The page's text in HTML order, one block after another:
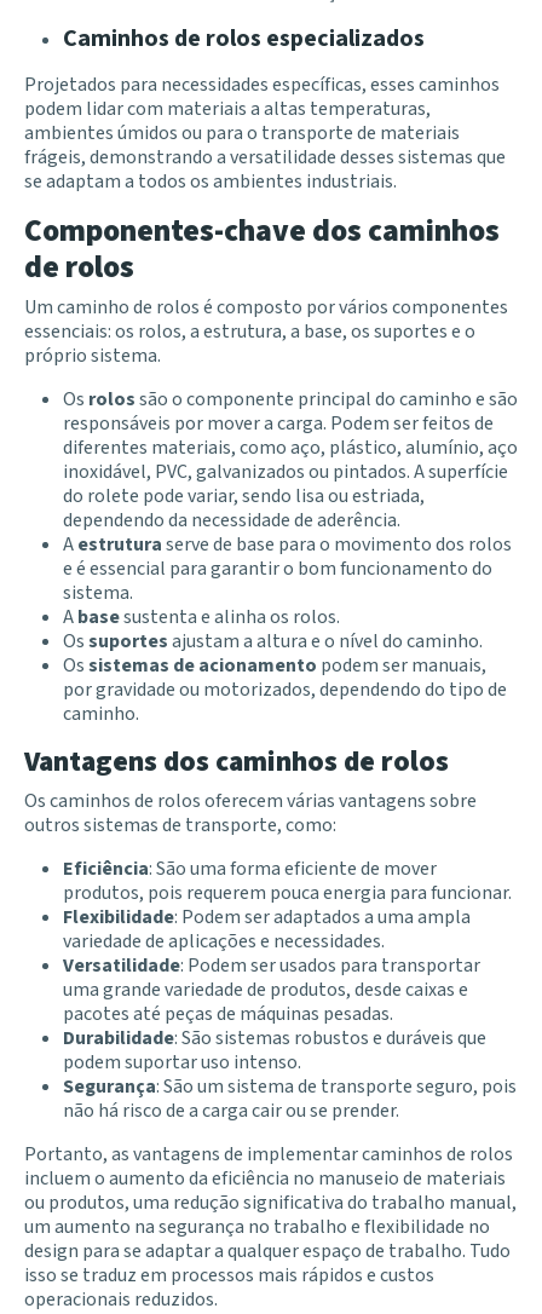
Caminhos de rolos especializados
Projetados para necessidades específicas, esses caminhos
podem lidar com materiais a altas temperaturas,
ambientes úmidos ou para o transporte de materiais
frágeis, demonstrando a versatilidade desses sistemas que
se adaptam a todos os ambientes industriais.
Componentes-chave dos caminhos
de rolos
Um caminho de rolos é composto por vários componentes
essenciais: os rolos,a estrutura, a base, os suportes e o
próprio sistema.
Os rolossão o componente principal do caminho e são
responsáveis por mover a carga. Podem ser feitos de
diferentes materiais, como aço, plástico, alumínio, aço
inoxidável, PVC, galvanizados ou pintados. A superfície
do rolete pode variar, sendo lisa ou estriada,
dependendo da necessidade de aderência.
Aestruturaserve de base para o movimento dos rolos
e é essencial para garantir o bom funcionamento do
sistema.
Abasesustenta e alinha os rolos.
Ossuportesajustam a altura e o nível do caminho.
Ossistemas de acionamento podem ser manuais,
por gravidade ou motorizados, dependendo do tipo de
caminho.
Vantagens dos caminhos de rolos
Os caminhos de rolos oferecem várias vantagens sobre
outros sistemas de transporte, como:
Eficiência: São uma forma eficiente de mover
produtos, pois requerem pouca energia para funcionar.
Flexibilidade: Podem ser adaptados a uma ampla
variedade de aplicações e necessidades.
Versatilidade: Podem ser usados para transportar
uma grande variedade de produtos, desde caixas e
pacotes até peças de máquinas pesadas.
Durabilidade: São sistemas robustos e duráveis que
podem suportar uso intenso.
Segurança: São um sistema de transporte seguro, pois
não há risco de a carga cair ou se prender.
Portanto, as vantagens de implementar caminhos de rolos
incluem o aumento da eficiência no manuseio de materiais
ou produtos, uma redução significativa do trabalho manual,
um aumento na segurança no trabalho e flexibilidade no
design para se adaptar a qualquer espaço de trabalho. Tudo
isso se traduz em processos mais rápidos e custos
operacionais reduzidos.